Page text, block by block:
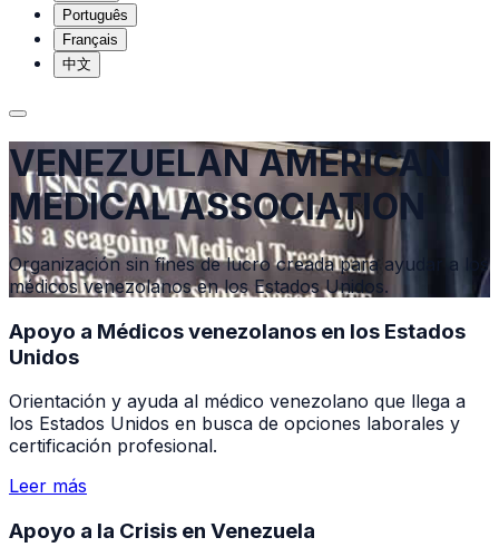
Português
Français
中文
VENEZUELAN AMERICAN
MEDICAL ASSOCIATION
Organización sin fines de lucro creada para ayudar a los
médicos venezolanos en los Estados Unidos.
Apoyo a Médicos venezolanos en los Estados
Unidos
Orientación y ayuda al médico venezolano que llega a
los Estados Unidos en busca de opciones laborales y
certificación profesional.
Leer más
Apoyo a la Crisis en Venezuela